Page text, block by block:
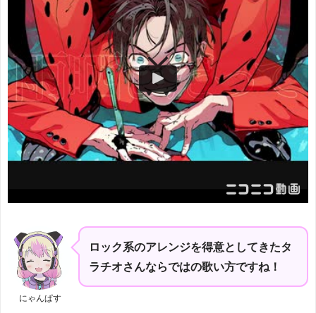
にゃんぱす
ロック系のアレンジを得意としてきたタ
ラチオさんならではの歌い方ですね！